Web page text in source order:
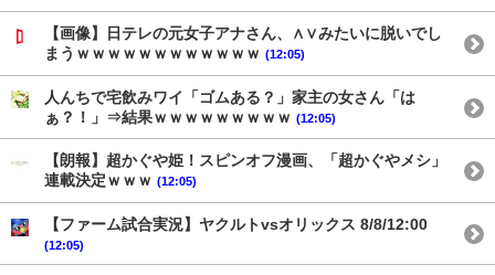
【画像】日テレの元女子アナさん、∧∨みたいに脱いでし
まうｗｗｗｗｗｗｗｗｗｗｗｗ (12:05)
人んちで宅飲みワイ「ゴムある？」家主の女さん「は
ぁ？！」⇒結果ｗｗｗｗｗｗｗｗｗ (12:05)
【朗報】超かぐや姫！スピンオフ漫画、「超かぐやメシ」
連載決定ｗｗｗ (12:05)
【ファーム試合実況】ヤクルトvsオリックス 8/8/12:00
(12:05)